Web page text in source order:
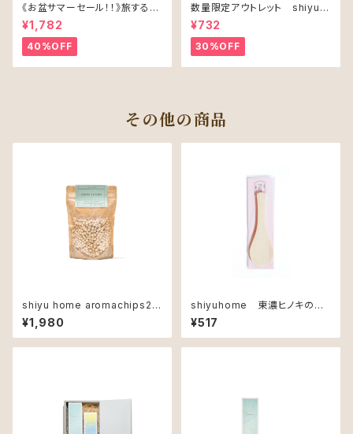
《お盆サマーセール！！》旅するT
RAVEL POUCH
¥1,782
40%OFF
数量限定アウトレット shiyu
ヒノキリラックスボール4個入り
¥732
30%OFF
その他の商品
shiyu home aromachips20
0g
¥1,980
shiyuhome 東濃ヒノキのし
ゃもじ 中
¥517